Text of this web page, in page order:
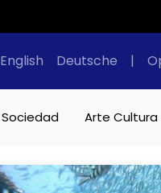
English Deutsche |
Sociedad Arte Cultura